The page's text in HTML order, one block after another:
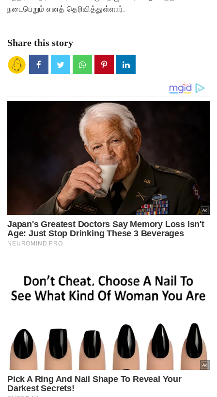
நடைபெறும் எனத் தெரிவித்துள்ளார்.
Share this story